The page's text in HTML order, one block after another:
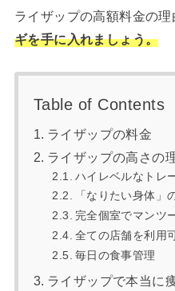
ライザップの高額料金の理
ギを手に入れましょう。
Table of Contents
ライザップの料金
ライザップの高さの
ハイレベルなトレ
「なりたい身体」
完全個室でマンツ
全ての店舗を利用
毎日の食事管理
ライザップで本当に